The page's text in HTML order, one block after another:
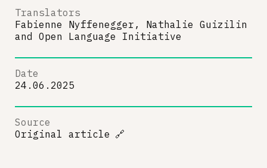
Translators
Fabienne Nyffenegger, Nathalie Guizilin
and Open Language Initiative
Date
24.06.2025
Source
Original article 🔗